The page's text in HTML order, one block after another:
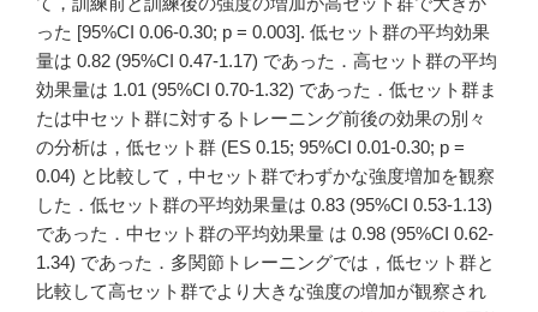
った [95%CI 0.06-0.30; p = 0.003]. 低セット群の平均効果
量は 0.82 (95%CI 0.47-1.17) であった．高セット群の平均
効果量は 1.01 (95%CI 0.70-1.32) であった．低セット群ま
たは中セット群に対するトレーニング前後の効果の別々
の分析は，低セット群 (ES 0.15; 95%CI 0.01-0.30; p =
0.04) と比較して，中セット群でわずかな強度増加を観察
した．低セット群の平均効果量は 0.83 (95%CI 0.53-1.13)
であった．中セット群の平均効果量 は 0.98 (95%CI 0.62-
1.34) であった．多関節トレーニングでは，低セット群と
比較して高セット群でより大きな強度の増加が観察され